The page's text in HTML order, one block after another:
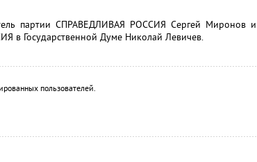
партии СПРАВЕДЛИВАЯ РОССИЯ Сергей Миронов и
в Государственной Думе Николай Левичев.
пользователей.